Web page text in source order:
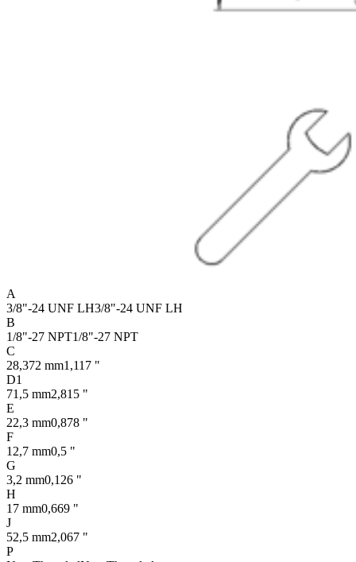
A
3/8"-24 UNF LH3/8"-24 UNF LH
B
1/8"-27 NPT1/8"-27 NPT
C
28,372 mm1,117 "
D1
71,5 mm2,815 "
E
22,3 mm0,878 "
F
12,7 mm0,5 "
G
3,2 mm0,126 "
H
17 mm0,669 "
J
52,5 mm2,067 "
P